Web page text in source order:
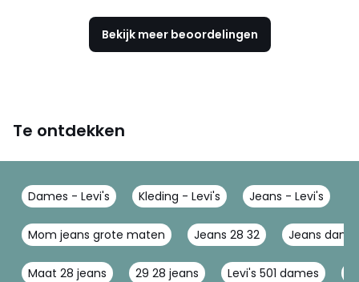
Bekijk meer beoordelingen
Te ontdekken
Dames - Levi's Kleding - Levi's Jeans - Levi's
Mom jeans grote maten Jeans 28 32 Jeans
Maat 28 jeans 29 28 jeans Levi's 501 dames